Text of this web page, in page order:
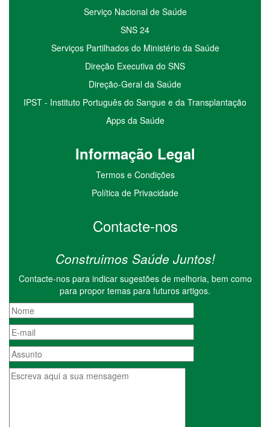
Serviço Nacional de Saúde
SNS 24
Serviços Partilhados do Ministério da Saúde
Direção Executiva do SNS
Direção-Geral da Saúde
IPST - Instituto Português do Sangue e da Transplantação
Apps da Saúde
Informação Legal
Termos e Condições
Política de Privacidade
Contacte-nos
Construimos Saúde Juntos!
Contacte-nos para indicar sugestões de melhoria, bem como
para propor temas para futuros artigos.